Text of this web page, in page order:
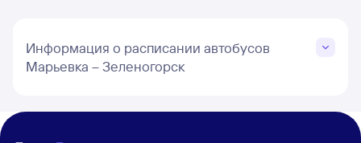
Информация о расписании автобусов
Марьевка – Зеленогорск